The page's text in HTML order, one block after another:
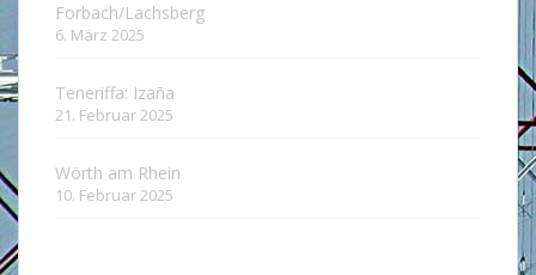
Forbach/Lachsberg
6. März 2025
Teneriffa: Izaña
21. Februar 2025
Wörth am Rhein
10. Februar 2025